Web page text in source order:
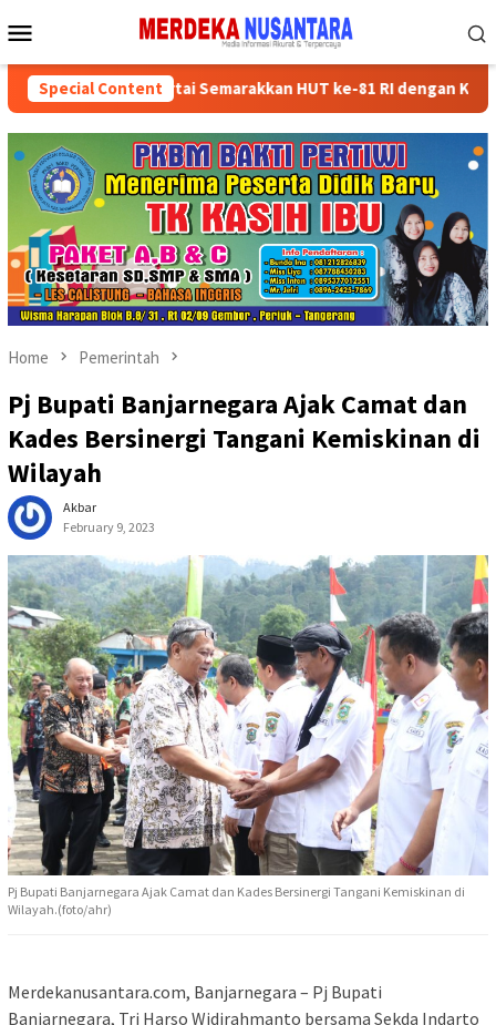
to
Menu
Special Content
Kader Partai Semarakkan HUT ke-81 RI dengan Kegiatan
Home Pemerintah
Pj Bupati Banjarnegara Ajak Camat dan
Kades Bersinergi Tangani Kemiskinan di
Wilayah
Akbar
February 9, 2023
Pj Bupati Banjarnegara Ajak Camat dan Kades Bersinergi Tangani Kemiskinan di
Wilayah.(foto/ahr)
Merdekanusantara.com, Banjarnegara – Pj Bupati
Banjarnegara, Tri Harso Widirahmanto bersama Sekda Indarto